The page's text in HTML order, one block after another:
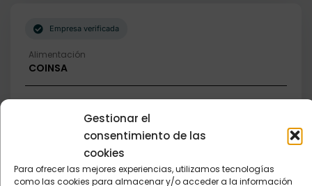
Gestionar el
consentimiento de las
cookies
Para ofrecer las mejores experiencias, utilizamos tecnologías
como las cookies para almacenar y/o acceder a la información
Alimentación
COINSA
679790491
VER EMPRESA
Empresa verificada